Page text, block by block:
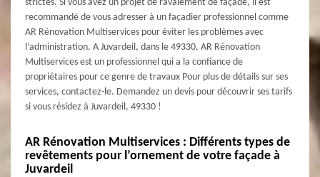
strictes. Si vous avez un projet de ravalement de façade, il est
recommandé de vous adresser à un façadier professionnel comme
AR Rénovation Multiservices pour éviter les problèmes avec
l’administration. A Juvardeil, dans le 49330, AR Rénovation
Multiservices est un professionnel qui a la confiance de
propriétaires pour ce genre de travaux Pour plus de détails sur ses
services, contactez-le. Demandez un devis pour découvrir ses tarifs
si vous résidez à Juvardeil, 49330 !
AR Rénovation Multiservices : Différents types de
revêtements pour l’ornement de votre façade à
Juvardeil